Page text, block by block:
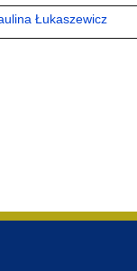
Łukaszewicz